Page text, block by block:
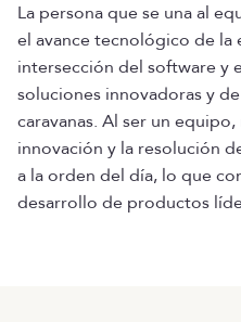
La persona que se una al
el avance tecnológico de la
intersección del software y
soluciones innovadoras y
caravanas. Al ser un
innovación y la resolución
a la orden del día, lo que
desarrollo de productos